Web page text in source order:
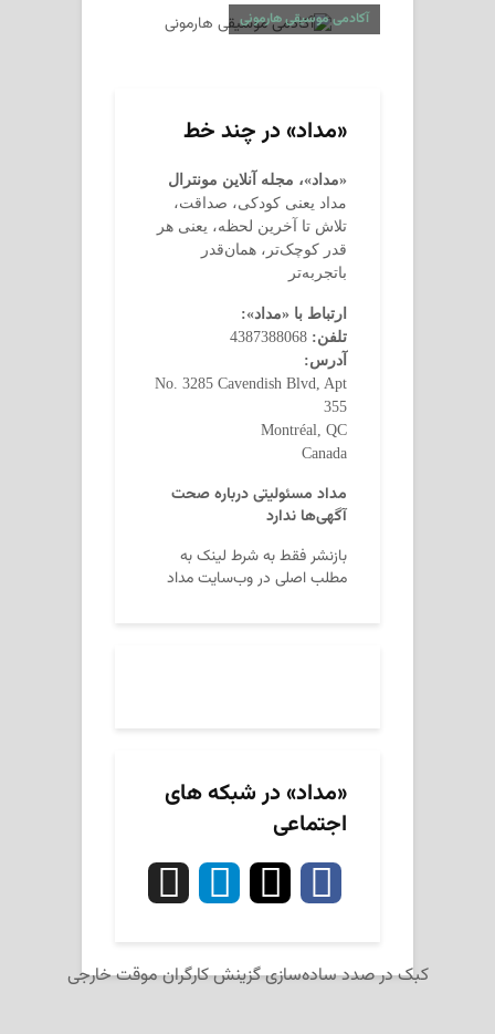
آکادمی موسیقی هارمونی
«مداد» در چند خط
«مداد»، مجله آنلاین مونترال
مداد یعنی کودکی، صداقت،
تلاش تا آخرین لحظه، یعنی هر
قدر کوچک‌تر، همان‌قدر
باتجربه‌تر
ارتباط با «مداد»:
تلفن:
آدرس:
No. 3285 Cavendish Blvd, Apt
355
Montréal, QC
Canada
مداد مسئولیتی درباره صحت
آگهی‌ها ندارد
بازنشر فقط به شرط لینک به
مطلب اصلی در وب‌سایت مداد
«مداد» در شبکه های
اجتماعی
کبک در صدد ساده‌سازی گزینش کارگران موقت خارجی